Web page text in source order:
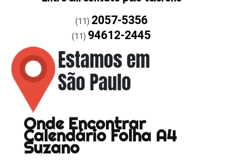
(11) 2057-5356
(11) 94612-2445
Onde Encontrar
Calendário Folha A4
Suzano